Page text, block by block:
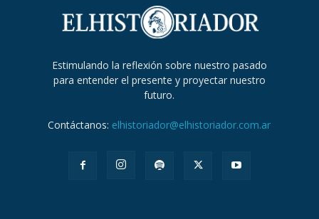
Estimulando la reflexión sobre nuestro pasado
para entender el presente y proyectar nuestro
futuro.
Contáctanos: elhistoriador@elhistoriador.com.ar